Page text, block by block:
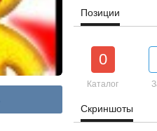
Позиции
0
Каталог
Скриншоты